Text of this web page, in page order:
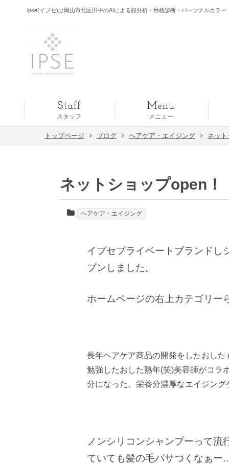
ipse(イプセ)は岡山市北区田中のAIによる顔分析・骨格診断・パーソナルカラ
スタッフ
Staff
メニュー
Menu
トップページ ブログ ヘアケア・エイジング ネッ
ネットショップopen！
ヘアケア・エイジング
イプセプライベートブランドし
プンしました。
ホームページの右上カテゴリー
長年ヘアケア商品の開発をしたおし
勉強したおした熟年(笑)美容師がコ
分になった、栄養分濃厚なエイジン
ノンシリコンシャンプーって
ていても髪の毛パサつくなぁ